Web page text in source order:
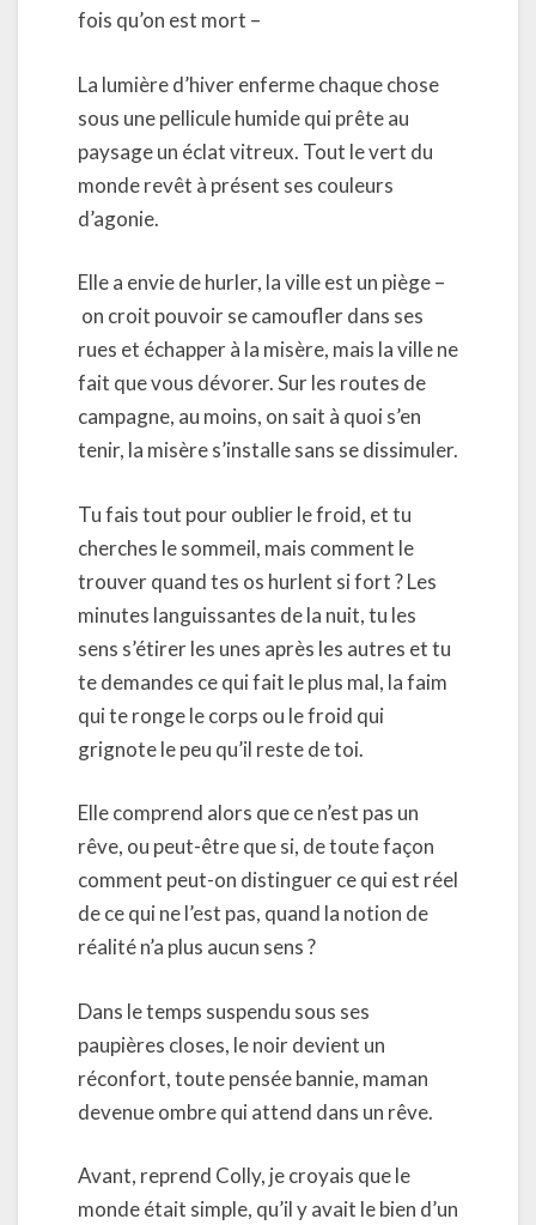
fois qu’on est mort –
La lumière d’hiver enferme chaque chose
sous une pellicule humide qui prête au
paysage un éclat vitreux. Tout le vert du
monde revêt à présent ses couleurs
d’agonie.
Elle a envie de hurler, la ville est un piège –
on croit pouvoir se camoufler dans ses
rues et échapper à la misère, mais la ville ne
fait que vous dévorer. Sur les routes de
campagne, au moins, on sait à quoi s’en
tenir, la misère s’installe sans se dissimuler.
Tu fais tout pour oublier le froid, et tu
cherches le sommeil, mais comment le
trouver quand tes os hurlent si fort ? Les
minutes languissantes de la nuit, tu les
sens s’étirer les unes après les autres et tu
te demandes ce qui fait le plus mal, la faim
qui te ronge le corps ou le froid qui
grignote le peu qu’il reste de toi.
Elle comprend alors que ce n’est pas un
rêve, ou peut-être que si, de toute façon
comment peut-on distinguer ce qui est réel
de ce qui ne l’est pas, quand la notion de
réalité n’a plus aucun sens ?
Dans le temps suspendu sous ses
paupières closes, le noir devient un
réconfort, toute pensée bannie, maman
devenue ombre qui attend dans un rêve.
Avant, reprend Colly, je croyais que le
monde était simple, qu’il y avait le bien d’un